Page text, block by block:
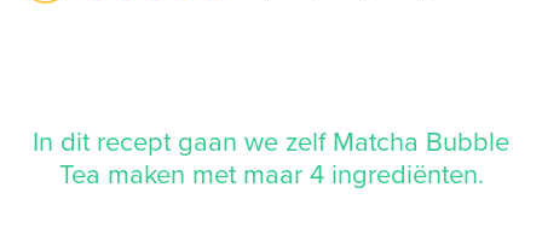
In dit recept gaan we zelf Matcha Bubble
Tea maken met maar 4 ingrediënten.